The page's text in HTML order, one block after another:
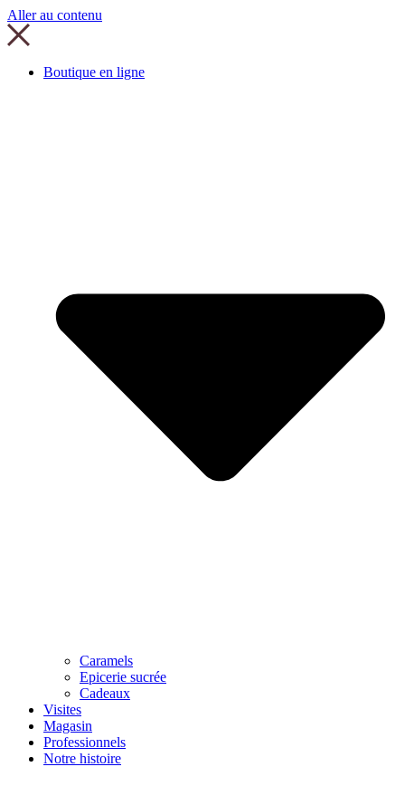
Aller au contenu
Boutique en ligne
Caramels
Epicerie sucrée
Cadeaux
Visites
Magasin
Professionnels
Notre histoire